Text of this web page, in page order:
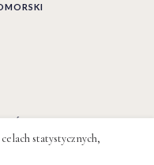
statystycznych,